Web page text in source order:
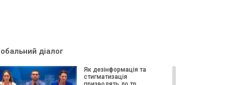
діалог
Як дезінформація та
стигматизація